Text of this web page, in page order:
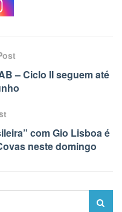
– Ciclo II seguem até
com Gio Lisboa é
neste domingo